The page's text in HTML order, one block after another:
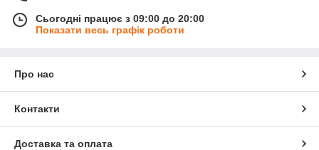
Сьогодні працює з 09:00 до 20:00
Показати весь графік роботи
Про нас
Контакти
Доставка та оплата